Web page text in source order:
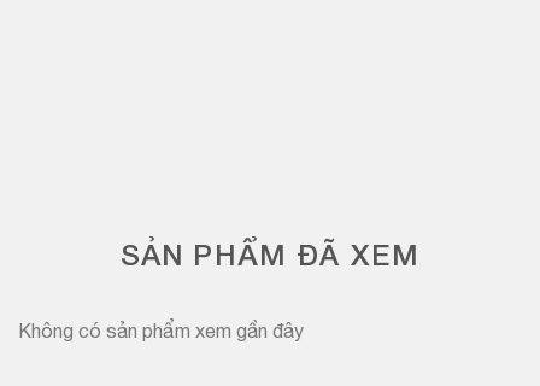
SẢN PHẨM ĐÃ XEM
Không có sản phẩm xem gần đây